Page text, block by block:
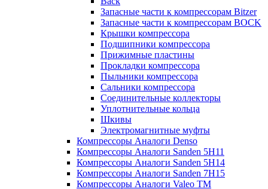
Запасные части к компрессорам Bitzer
Запасные части к компрессорам BOCK
Крышки компрессора
Подшипники компрессора
Прижимные пластины
Прокладки компрессора
Пыльники компрессора
Сальники компрессора
Соединительные коллекторы
Уплотнительные кольца
Шкивы
Электромагнитные муфты
Компрессоры Аналоги Denso
Компрессоры Аналоги Sanden 5H11
Компрессоры Аналоги Sanden 5H14
Компрессоры Аналоги Sanden 7H15
Компрессоры Аналоги Valeo ТМ